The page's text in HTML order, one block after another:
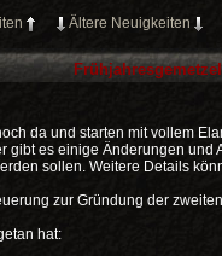
Ältere Neuigkeiten
Frühjahresgemetzel
da und starten mit vollem
gibt es einige Änderungen und
sollen. Weitere Details
zur Gründung der
hat: